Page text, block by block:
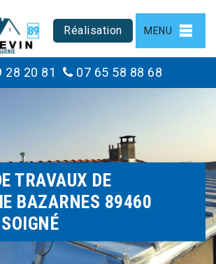
Réalisation MENU
28 20 81 07 65 58 88 68
TRAVAUX DE
BAZARNES 89460